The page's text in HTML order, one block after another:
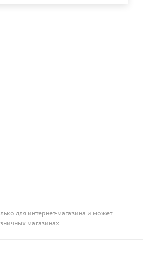
для интернет-магазина и может
магазинах